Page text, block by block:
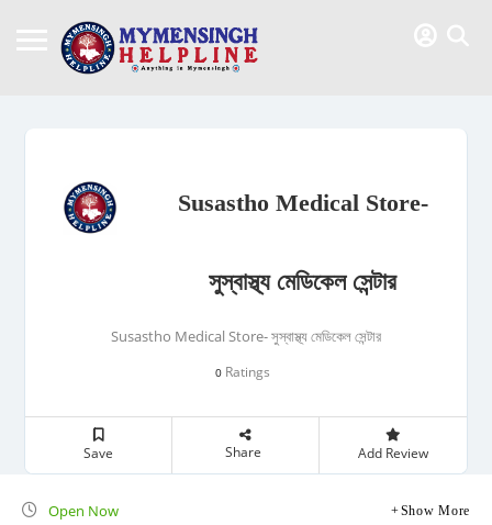
Susastho Medical Store-
সুস্বাস্থ্য মেডিকেল সেন্টার
Susastho Medical Store- সুস্বাস্থ্য মেডিকেল সেন্টার
0 Ratings
Save Share Add Review
Open Now Show More